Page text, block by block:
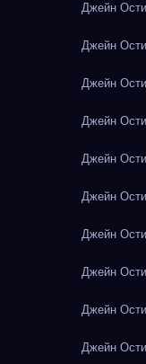
Джейн
Джейн
Джейн
Джейн
Джейн
Джейн
Джейн
Джейн
Джейн
Джейн